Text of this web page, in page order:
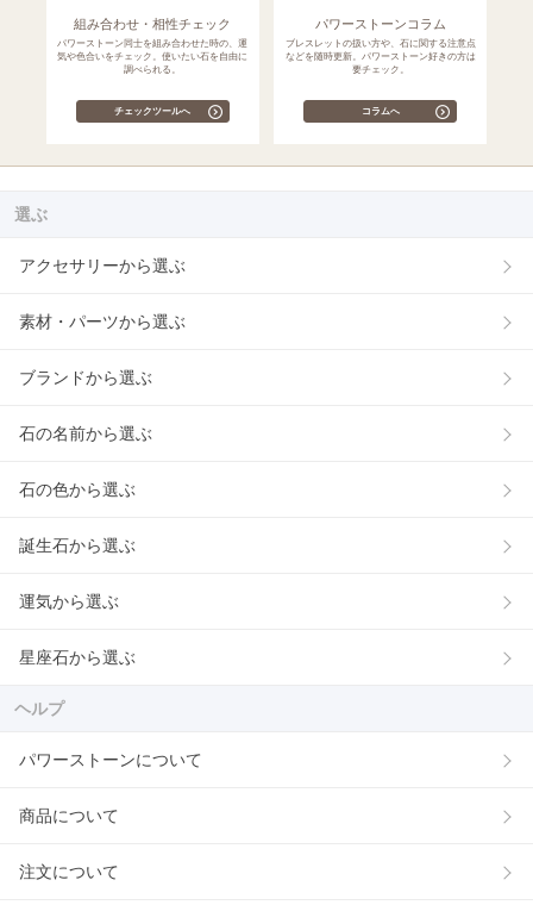
組み合わせ・相性チェック
パワーストーン同士を組み合わせた時の、運
気や色合いをチェック。使いたい石を自由に
調べられる。
チェックツールへ
パワーストーンコラム
ブレスレットの扱い方や、石に関する注意点
などを随時更新。パワーストーン好きの方は
要チェック。
コラムへ
選ぶ
アクセサリーから選ぶ
素材・パーツから選ぶ
ブランドから選ぶ
石の名前から選ぶ
石の色から選ぶ
誕生石から選ぶ
運気から選ぶ
星座石から選ぶ
ヘルプ
パワーストーンについて
商品について
注文について